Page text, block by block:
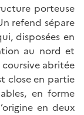
porteuse
refend sépare
disposées en
au nord et
coursive abritée
close en partie
en forme
en deux